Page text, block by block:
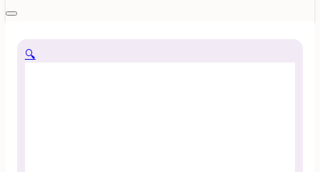
🔍